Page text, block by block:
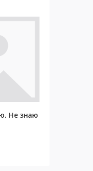
Не знаю